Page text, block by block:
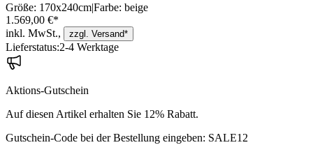
Größe: 170x240cm|Farbe: beige
1.569,00 €*
inkl. MwSt.,
zzgl. Versand*
Lieferstatus:2-4 Werktage
Aktions-Gutschein
Auf diesen Artikel erhalten Sie 12% Rabatt.
Gutschein-Code bei der Bestellung eingeben: SALE12